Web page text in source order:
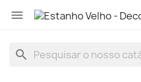

search